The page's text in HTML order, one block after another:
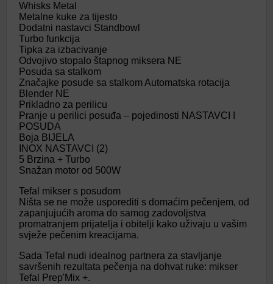
Whisks Metal
Metalne kuke za tijesto
Dodatni nastavci Standbowl
Turbo funkcija
Tipka za izbacivanje
Odvojivo stopalo štapnog miksera NE
Posuda sa stalkom
Značajke posude sa stalkom Automatska rotacija
Blender NE
Prikladno za perilicu
Pranje u perilici posuđa – pojedinosti NASTAVCI I
POSUDA
Boja BIJELA
INOX NASTAVCI (2)
5 Brzina + Turbo
Snažan motor od 500W
Tefal mikser s posudom
Ništa se ne može usporediti s domaćim pečenjem, od
zapanjujućih aroma do samog zadovoljstva
promatranjem prijatelja i obitelji kako uživaju u vašim
svježe pečenim kreacijama.
Sada Tefal nudi idealnog partnera za stavljanje
savršenih rezultata pečenja na dohvat ruke: mikser
Tefal Prep'Mix +.